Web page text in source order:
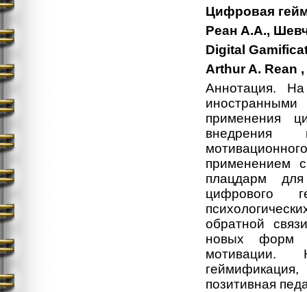
Цифровая
Реан А.А.,
Digital
Arthur A. Rean
Аннотация.
применения
внедрения
применением
плацдарм
цифрового
обратной
новых форм
мотивации.
геймификация,
позитивная